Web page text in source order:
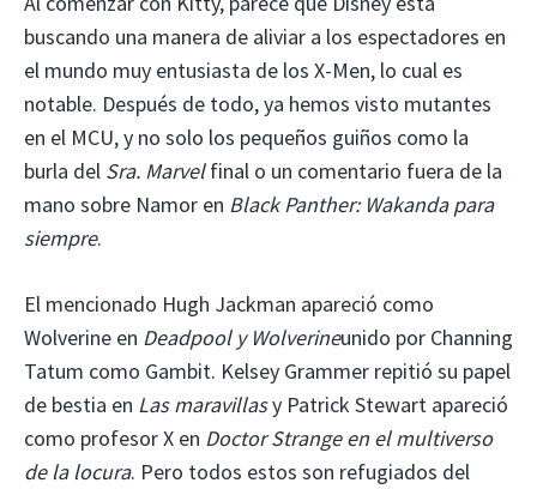
buscando una manera de aliviar a los espectadores en
el mundo muy entusiasta de los X-Men, lo cual es
notable. Después de todo, ya hemos visto mutantes
en el MCU, y no solo los pequeños guiños como la
burla del Sra. Marvelfinal o un comentario fuera de la
mano sobre Namor en Black Panther: Wakanda para
siempre.
El mencionado Hugh Jackman apareció como
Wolverine en Deadpool y Wolverineunido por Channing
Tatum como Gambit. Kelsey Grammer repitió su papel
de bestia en Las maravillasy Patrick Stewart apareció
como profesor X en Doctor Strange en el multiverso
de la locura. Pero todos estos son refugiados del